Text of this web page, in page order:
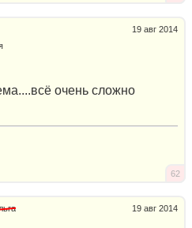
19 авг 2014
очень сложно
62
19 авг 2014